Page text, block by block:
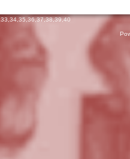
33,34,35,36,37,38,39,40